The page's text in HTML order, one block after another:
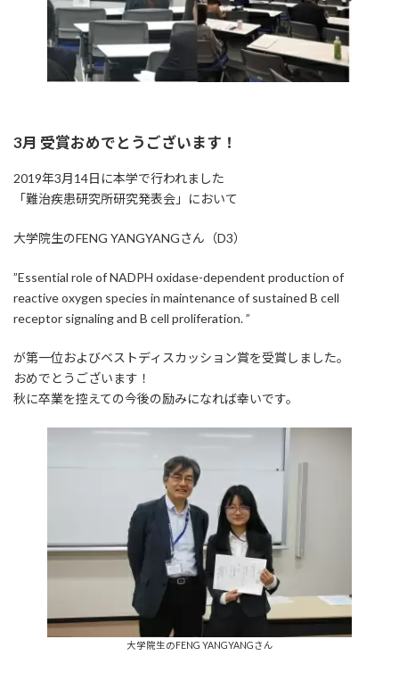
3月 受賞おめでとうございます！
2019年3月14日に本学で行われました
「難治疾患研究所研究発表会」において
大学院生のFENG YANGYANGさん（D3）
”Essential role of NADPH oxidase-dependent production of
reactive oxygen species in maintenance of sustained B cell
receptor signaling and B cell proliferation. ”
が第一位およびベストディスカッション賞を受賞しました。
おめでとうございます！
秋に卒業を控えての今後の励みになれば幸いです。
大学院生のFENG YANGYANGさん